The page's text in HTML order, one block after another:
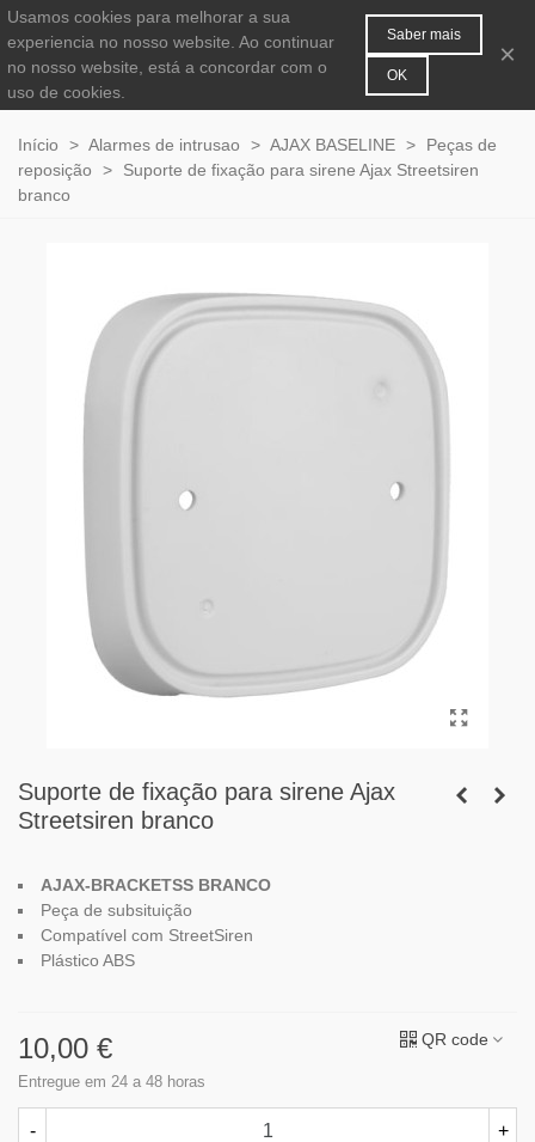
0
Início > Alarmes de intrusao > AJAX BASELINE >
Peças de
reposição
>
Suporte de fixação para sirene Ajax Streetsiren
branco
Suporte de fixação para sirene Ajax
Streetsiren branco
AJAX-BRACKETSS BRANCO
Peça de subsituição
Compatível com StreetSiren
Plástico ABS
10,00 €
Entregue em 24 a 48 horas
QR code
- +
Usamos cookies para melhorar a sua
experiencia no nosso website. Ao continuar
no nosso website, está a concordar com o
uso de cookies.
Saber mais
OK
×